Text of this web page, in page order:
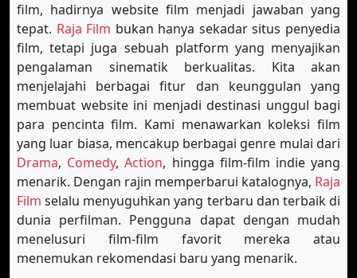
film, hadirnya website film menjadi jawaban yang
tepat. Raja Film bukan hanya sekadar situs penyedia
film, tetapi juga sebuah platform yang menyajikan
pengalaman sinematik berkualitas. Kita akan
menjelajahi berbagai fitur dan keunggulan yang
membuat website ini menjadi destinasi unggul bagi
para pencinta film. Kami menawarkan koleksi film
yang luar biasa, mencakup berbagai genre mulai dari
Drama, Comedy,Action, hingga film-film indie yang
menarik. Dengan rajin memperbarui katalognya, Raja
Film selalu menyuguhkan yang terbaru dan terbaik di
dunia perfilman. Pengguna dapat dengan mudah
menelusuri film-film favorit mereka atau
menemukan rekomendasi baru yang menarik.